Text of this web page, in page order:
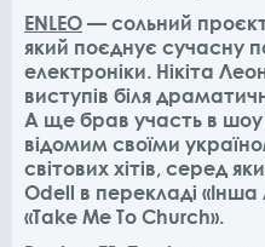
ENLEO — сольний
який поєднує сучасну
електроніки. Нікіта
виступів біля
А ще брав участь в шоу
відомим своїми
світових хітів, серед
Odell в перекладі «Інша
«Take Me To Church».